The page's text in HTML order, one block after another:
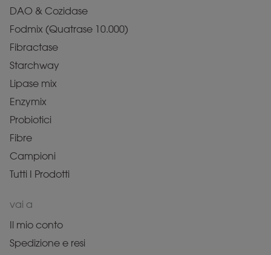
DAO & Cozidase
Fodmix (Quatrase 10.000)
Fibractase
Starchway
Lipase mix
Enzymix
Probiotici
Fibre
Campioni
Tutti I Prodotti
vai a
Il mio conto
Spedizione e resi